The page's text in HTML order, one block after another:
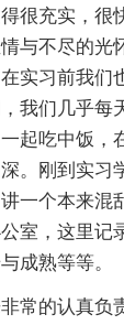
很充实，很
与不尽的光
实习前我们
我们几乎每
起吃中饭，
。刚到实习
一个本来混
室，这里记
成熟等等。
常的认真负